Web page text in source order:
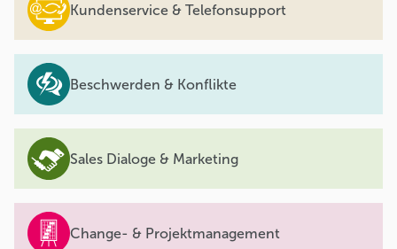
Kundenservice & Telefonsupport
Beschwerden & Konflikte
Sales Dialoge & Marketing
Change- & Projektmanagement